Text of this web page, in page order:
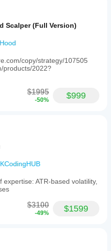
Scalper (Full Version)
copy/strategy/107505
products/2022?
$1995
-50% $999
ATR-based volatility,
$3100
-49% $1599